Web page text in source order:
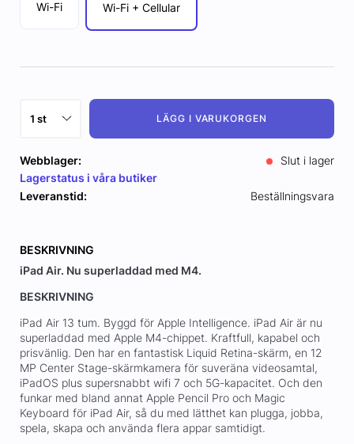
Wi-Fi Wi-Fi + Cellular
LÄGG I VARUKORGEN
Webblager:
Slut i lager
Lagerstatus i våra butiker
Leveranstid:
Beställningsvara
BESKRIVNING
iPad Air. Nu superladdad med M4.
BESKRIVNING
iPad Air 13 tum. Byggd för Apple Intelligence. iPad Air är nu
superladdad med Apple M4-chippet. Kraftfull, kapabel och
prisvänlig. Den har en fantastisk Liquid Retina-skärm, en 12
MP Center Stage-skärmkamera för suveräna videosamtal,
iPadOS plus supersnabbt wifi 7 och 5G-kapacitet. Och den
funkar med bland annat Apple Pencil Pro och Magic
Keyboard för iPad Air, så du med lätthet kan plugga, jobba,
spela, skapa och använda flera appar samtidigt.